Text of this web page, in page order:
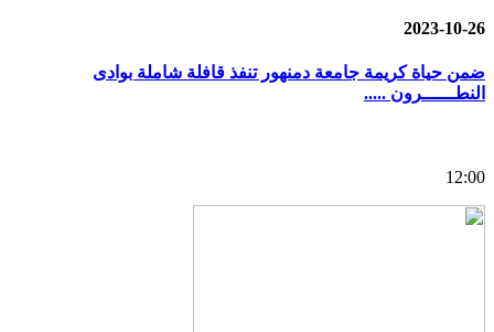
2023-10-26
ضمن حياة كريمة جامعة دمنهور تنفذ قافلة شاملة بوادى
النطــــــرون .....
12:00